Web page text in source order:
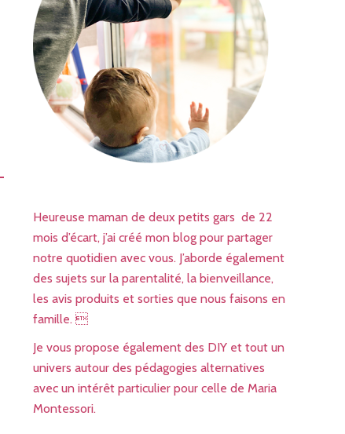
Heureuse maman de deux petits gars de 22
mois d’écart, j’ai créé mon blog pour partager
notre quotidien avec vous. J’aborde également
des sujets sur la parentalité, la bienveillance,
les avis produits et sorties que nous faisons en
famille. 
Je vous propose également des DIY et tout un
univers autour des pédagogies alternatives
avec un intérêt particulier pour celle de Maria
Montessori.